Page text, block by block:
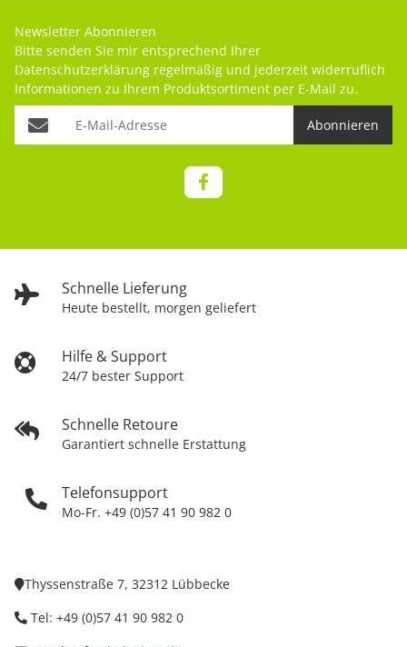
Schnelle Lieferung
Heute bestellt, morgen geliefert
Hilfe & Support
24/7 bester Support
Schnelle Retoure
Garantiert schnelle Erstattung
Telefonsupport
Mo-Fr. +49 (0)57 41 90 982 0
Newsletter Abonnieren
Bitte senden Sie mir entsprechend Ihrer
Datenschutzerklärung regelmäßig und jederzeit widerruflich
Informationen zu Ihrem Produktsortiment per E-Mail zu.
Abonnieren
Thyssenstraße 7, 32312 Lübbecke
Tel: +49 (0)57 41 90 982 0